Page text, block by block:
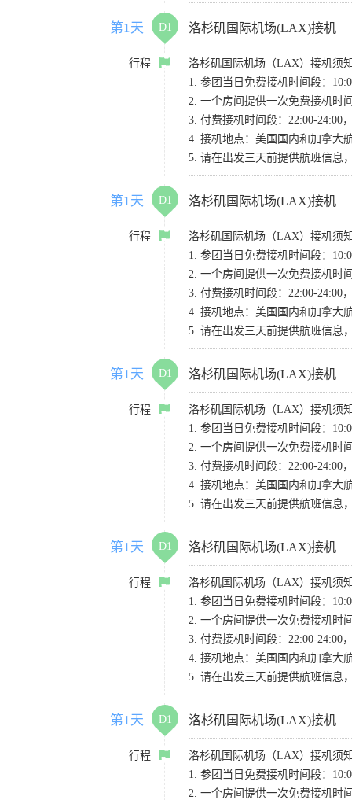
第1天 D1 洛杉矶国际机场(LAX)接机
行程
洛杉矶国际机场（LAX）接机须
1. 参团当日免费接机时间段：
2. 一个房间提供一次免费接机时
3. 付费接机时间段：22:00-24:00
4. 接机地点：美国国内和加拿大
5. 请在出发三天前提供航班信息
第1天 D1 洛杉矶国际机场(LAX)接机
行程
洛杉矶国际机场（LAX）接机须
1. 参团当日免费接机时间段：
2. 一个房间提供一次免费接机时
3. 付费接机时间段：22:00-24:00
4. 接机地点：美国国内和加拿大
5. 请在出发三天前提供航班信息
第1天 D1 洛杉矶国际机场(LAX)接机
行程
洛杉矶国际机场（LAX）接机须
1. 参团当日免费接机时间段：
2. 一个房间提供一次免费接机时
3. 付费接机时间段：22:00-24:00
4. 接机地点：美国国内和加拿大
5. 请在出发三天前提供航班信息
第1天 D1 洛杉矶国际机场(LAX)接机
行程
洛杉矶国际机场（LAX）接机须
1. 参团当日免费接机时间段：
2. 一个房间提供一次免费接机时
3. 付费接机时间段：22:00-24:00
4. 接机地点：美国国内和加拿大
5. 请在出发三天前提供航班信息
第1天 D1 洛杉矶国际机场(LAX)接机
行程
洛杉矶国际机场（LAX）接机须
1. 参团当日免费接机时间段：
2. 一个房间提供一次免费接机时